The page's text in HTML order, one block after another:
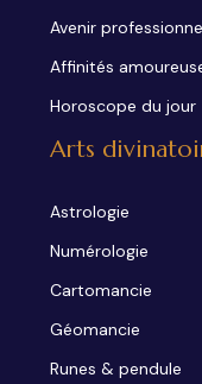
Avenir
Affinités
Horoscope du jour
Arts
Astrologie
Numérologie
Cartomancie
Géomancie
Runes & pendule